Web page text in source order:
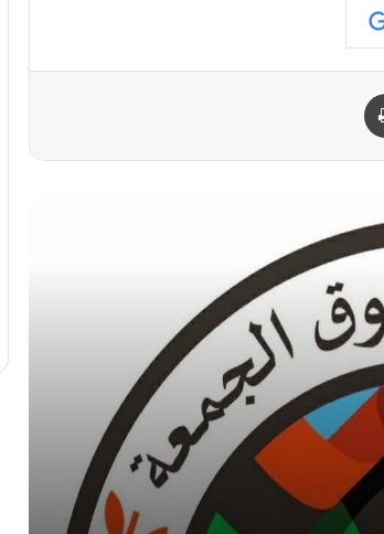
والمستشفيات بالديزل و«البريقة» تبدأ التنفيذ
في حملة ميدانية واسعة
مركز الأرصاد الجوية يحذر من ذروة موجة
حارة و رطوبة عالية بمنتصف الأسبوع
الطرابلسي يطالب الدبيبة بـ”فرض السيطرة
بالقوة” ويكشف ثغرات أمنية في ملف
تهريب الوقود